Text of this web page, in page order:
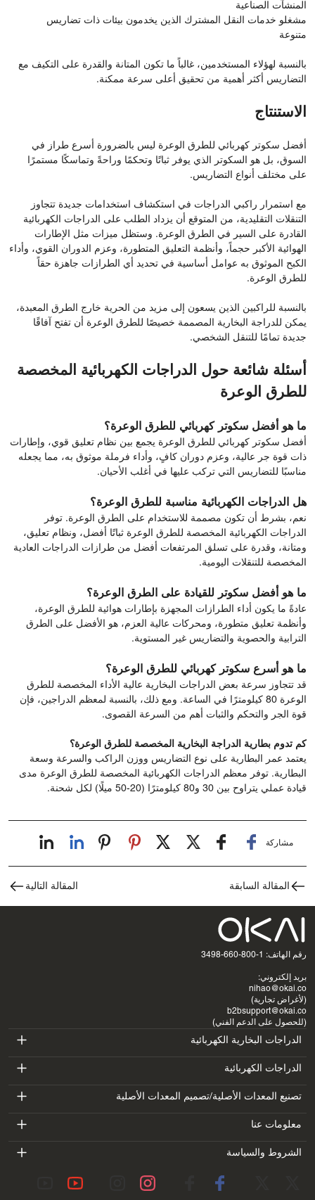
المنشآت الصناعية
مشغلو خدمات النقل المشترك الذين يخدمون بيئات ذات تضاريس
متنوعة
بالنسبة لهؤلاء المستخدمين، غالباً ما تكون المتانة والقدرة على التكيف مع
التضاريس أكثر أهمية من تحقيق أعلى سرعة ممكنة.
الاستنتاج
أفضل سكوتر كهربائي للطرق الوعرة ليس بالضرورة أسرع طراز في
السوق، بل هو السكوتر الذي يوفر ثباتًا وتحكمًا وراحةً وتماسكًا مستمرًا
على مختلف أنواع التضاريس.
مع استمرار راكبي الدراجات في استكشاف استخدامات جديدة تتجاوز
التنقلات التقليدية، من المتوقع أن يزداد الطلب على الدراجات الكهربائية
القادرة على السير في الطرق الوعرة. وستظل ميزات مثل الإطارات
الهوائية الأكبر حجماً، وأنظمة التعليق المتطورة، وعزم الدوران القوي، وأداء
الكبح الموثوق به عوامل أساسية في تحديد أي الطرازات جاهزة حقاً
للطرق الوعرة.
بالنسبة للراكبين الذين يسعون إلى مزيد من الحرية خارج الطرق المعبدة،
يمكن للدراجة البخارية المصممة خصيصًا للطرق الوعرة أن تفتح آفاقًا
جديدة تمامًا للتنقل الشخصي.
أسئلة شائعة حول الدراجات الكهربائية المخصصة
للطرق الوعرة
ما هو أفضل سكوتر كهربائي للطرق الوعرة؟
أفضل سكوتر كهربائي للطرق الوعرة يجمع بين نظام تعليق قوي، وإطارات
ذات قوة جر عالية، وعزم دوران كافٍ، وأداء فرملة موثوق به، مما يجعله
مناسبًا للتضاريس التي تركب عليها في أغلب الأحيان.
هل الدراجات الكهربائية مناسبة للطرق الوعرة؟
نعم، بشرط أن تكون مصممة للاستخدام على الطرق الوعرة. توفر
الدراجات الكهربائية المخصصة للطرق الوعرة ثباتًا أفضل، ونظام تعليق،
ومتانة، وقدرة على تسلق المرتفعات أفضل من طرازات الدراجات العادية
المخصصة للتنقلات اليومية.
ما هو أفضل سكوتر للقيادة على الطرق الوعرة؟
عادةً ما يكون أداء الطرازات المجهزة بإطارات هوائية للطرق الوعرة،
وأنظمة تعليق متطورة، ومحركات عالية العزم، هو الأفضل على الطرق
الترابية والحصوية والتضاريس غير المستوية.
ما هو أسرع سكوتر كهربائي للطرق الوعرة؟
قد تتجاوز سرعة بعض الدراجات البخارية عالية الأداء المخصصة للطرق
الوعرة 80 كيلومترًا في الساعة. ومع ذلك، بالنسبة لمعظم الدراجين، فإن
قوة الجر والتحكم والثبات أهم من السرعة القصوى.
كم تدوم بطارية الدراجة البخارية المخصصة للطرق الوعرة؟
يعتمد عمر البطارية على نوع التضاريس ووزن الراكب والسرعة وسعة
البطارية. توفر معظم الدراجات الكهربائية المخصصة للطرق الوعرة مدى
قيادة عملي يتراوح بين 30 و80 كيلومترًا (20-50 ميلًا) لكل شحنة.
مشاركة
المقالة السابقة المقالة التالية
رقم الهاتف: 1-800-660-3498
بريد إلكتروني:
nihao@okai.co
(لأغراض تجارية)
b2bsupport@okai.co
(للحصول على الدعم الفني)
الدراجات البخارية الكهربائية
ES400A
ES410
ES600P
ES700
الدراجات الكهربائية
EB100B
EB300
EB100B V3
تصنيع المعدات الأصلية/تصميم المعدات الأصلية
SV3
BV5
معلومات عنا
مقدمة
الشروط والسياسة